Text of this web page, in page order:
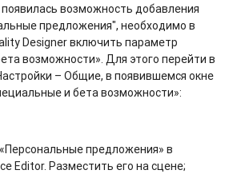
возможность добавления
предложения", необходимо в
Designer включить параметр
возможности». Для этого перейти в
– Общие, в появившемся окне
и бета возможности»:
предложения» в
Editor. Разместить его на сцене;